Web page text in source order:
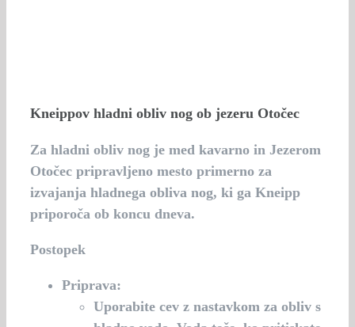
Kneippov hladni obliv nog ob jezeru Otočec
Za hladni obliv nog je med kavarno in Jezerom
Otočec pripravljeno mesto primerno za
izvajanja hladnega obliva nog, ki ga Kneipp
priporoča ob koncu dneva.
Postopek
Priprava:
Uporabite cev z nastavkom za obliv s